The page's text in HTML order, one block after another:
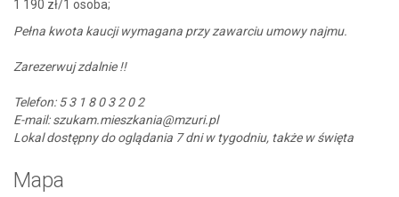
1 190 zł/1 osoba;
Pełna kwota kaucji wymagana przy zawarciu umowy najmu.
Zarezerwuj zdalnie !!
Telefon: 5 3 1 8 0 3 2 0 2
E-mail: szukam.mieszkania@mzuri.pl
Lokal dostępny do oglądania 7 dni w tygodniu, także w święta
Mapa